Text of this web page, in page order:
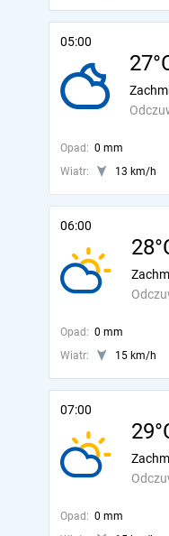
05:00
Opad: 0 mm
Wiatr:
13 km/h
06:00
Opad: 0 mm
Wiatr:
15 km/h
07:00
Opad: 0 mm